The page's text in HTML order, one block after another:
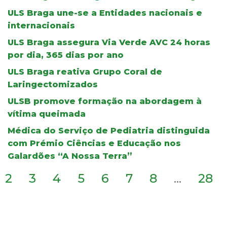
ULS Braga une-se a Entidades nacionais e
internacionais
ULS Braga assegura Via Verde AVC 24 horas
por dia, 365 dias por ano
ULS Braga reativa Grupo Coral de
Laringectomizados
ULSB promove formação na abordagem à
vítima queimada
Médica do Serviço de Pediatria distinguida
com Prémio Ciências e Educação nos
Galardões “A Nossa Terra”
2 3 4 5 6 7 8 ... 28